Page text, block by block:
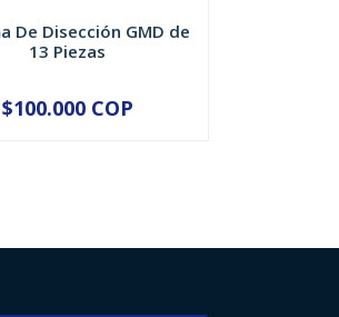
De Disección GMD de
13 Piezas
+
$100.000 COP